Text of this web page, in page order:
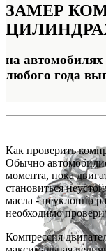
ЗАМЕР
на
любого года
Как проверить
Обычно
момента, пока
становиться
масла - неуклонно
необходимо
Компрессия